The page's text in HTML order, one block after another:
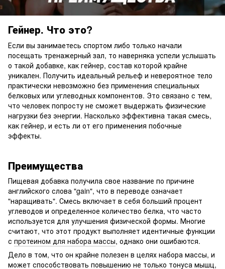
Гейнер. Что это?
Если вы занимаетесь спортом либо только начали
посещать тренажерный зал, то наверняка успели услышать
о такой добавке, как гейнер, состав которой крайне
уникален. Получить идеальный рельеф и невероятное тело
практически невозможно без применения специальных
белковых или углеводных компонентов. Это связано с тем,
что человек попросту не сможет выдержать физические
нагрузки без энергии. Насколько эффективна такая смесь,
как гейнер, и есть ли от его применения побочные
эффекты.
Преимущества
Пищевая добавка получила свое название по причине
английского слова "gain", что в переводе означает
"наращивать". Смесь включает в себя больший процент
углеводов и определенное количество белка, что часто
используется для улучшения физической формы. Многие
считают, что этот продукт выполняет идентичные функции
с протеином для набора массы, однако они ошибаются.
Дело в том, что он крайне полезен в целях набора массы, и
может способствовать повышению не только тонуса мышц,